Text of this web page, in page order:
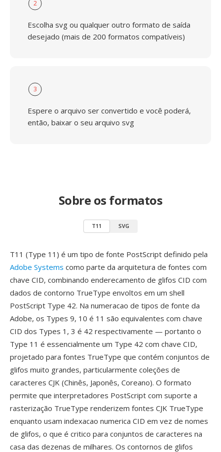
2
Escolha svg ou qualquer outro formato de saída
desejado (mais de 200 formatos compatíveis)
3
Espere o arquivo ser convertido e você poderá,
então, baixar o seu arquivo svg
Sobre os formatos
T11 SVG
T11 (Type 11) é um tipo de fonte PostScript definido pela
Adobe Systems como parte da arquitetura de fontes com
chave CID, combinando enderecamento de glifos CID com
dados de contorno TrueType envoltos em um shell
PostScript Type 42. Na numeracao de tipos de fonte da
Adobe, os Types 9, 10 é 11 são equivalentes com chave
CID dos Types 1, 3 é 42 respectivamente — portanto o
Type 11 é essencialmente um Type 42 com chave CID,
projetado para fontes TrueType que contém conjuntos de
glifos muito grandes, particularmente coleções de
caracteres CJK (Chinês, Japonês, Coreano). O formato
permite que interpretadores PostScript com suporte a
rasterização TrueType renderizem fontes CJK TrueType
enquanto usam indexacao numerica CID em vez de nomes
de glifos, o que é critico para conjuntos de caracteres na
casa das dezenas de milhares. Os contornos de glifos